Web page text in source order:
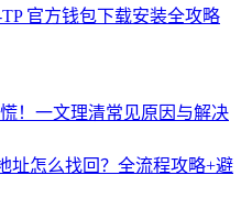
官方钱包下载安装全攻略
！一文理清常见原因与解决
址怎么找回？全流程攻略+避